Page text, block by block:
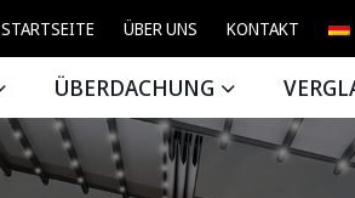
STARTSEITE ÜBER UNS KONTAKT
ÜBERDACHUNG